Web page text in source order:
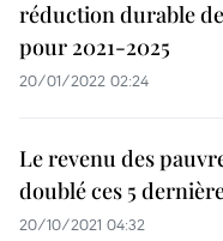
réduction durable
pour 2021-2025
20/01/2022 02:24
Le revenu des
doublé ces 5
20/10/2021 04:32